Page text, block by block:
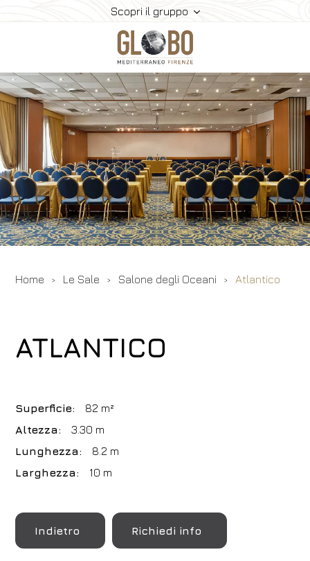
Scopri il gruppo
Home
Meeting & Eventi
Le Sale
Ristorazione
Camere
Gallery
Contatti
Home Le Sale Salone degli Oceani Atlantico
ATLANTICO
Superficie:
82 m²
Altezza:
3.30 m
Lunghezza:
8.2 m
Larghezza:
10 m
Indietro Richiedi info